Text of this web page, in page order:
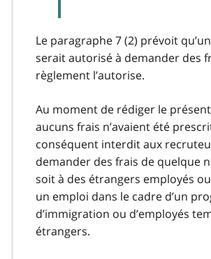
Le paragraphe 7 (2) prévoit
serait autorisé à demander des
règlement l’autorise.
Au moment de rédiger le
aucuns frais n’avaient été
conséquent interdit aux
demander des frais de quelque
soit à des étrangers employés
un emploi dans le cadre d’un
d’immigration ou d’employés
étrangers.